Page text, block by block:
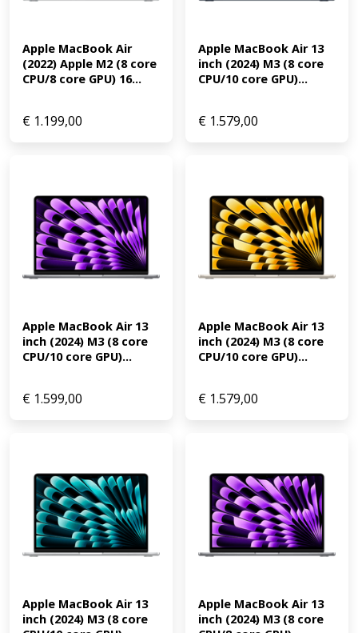
Apple MacBook Air
(2022) Apple M2 (8 core
CPU/8 core GPU) 16...
€ 1.199,00
Apple MacBook Air 13
inch (2024) M3 (8 core
CPU/10 core GPU)...
€ 1.579,00
Apple MacBook Air 13
inch (2024) M3 (8 core
CPU/10 core GPU)...
€ 1.599,00
Apple MacBook Air 13
inch (2024) M3 (8 core
CPU/10 core GPU)...
€ 1.579,00
Apple MacBook Air 13
inch (2024) M3 (8 core
Apple MacBook Air 13
inch (2024) M3 (8 core